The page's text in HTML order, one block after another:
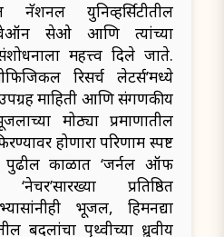
युनिव्हर्सिटीतील
वेऑन सेओ आणि त्यांच्या
महत्त्व दिले जाते.
रिसर्च लेटर्स’मध्ये
माहिती आणि संगणकीय
मोठ्या प्रमाणातील
होणारा परिणाम स्पष्ट
काळात ‘जर्नल ऑफ
प्रतिष्ठित
भूजल, हिमनद्या
बदलांचा पृथ्वीच्या ध्रुवीय